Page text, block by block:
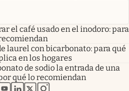
el café usado en el inodoro: para
laurel con bicarbonato: para qué
en los hogares
de sodio la entrada de una
qué lo recomiendan
en nueva pestaña
abre en nueva pestaña
abre en nueva pestaña
abre en nueva pestaña
abre en nueva pestaña